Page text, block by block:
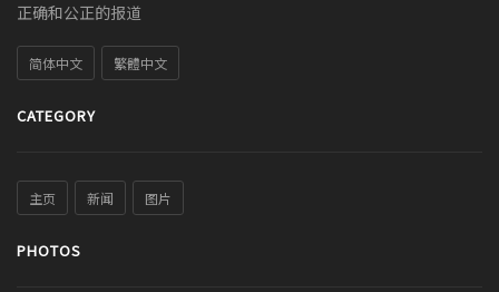
正确和公正的报道
简体中文 繁體中文
CATEGORY
主页 新闻 图片
PHOTOS